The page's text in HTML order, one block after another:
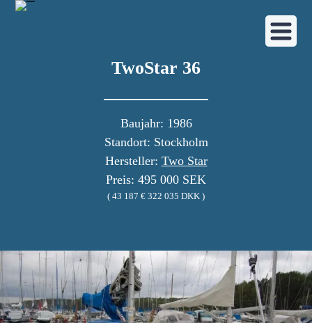
TwoStar 36
Baujahr: 1986
Standort: Stockholm
Hersteller: Two Star
Preis: 495 000 SEK
( 43 187 € 322 035 DKK )